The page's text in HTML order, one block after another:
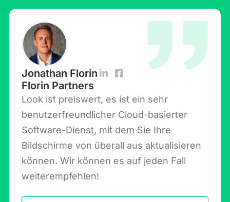
Jonathan Florin
Florin Partners
Look ist preiswert, es ist ein sehr
benutzerfreundlicher Cloud-basierter
Software-Dienst, mit dem Sie Ihre
Bildschirme von überall aus aktualisieren
können. Wir können es auf jeden Fall
weiterempfehlen!